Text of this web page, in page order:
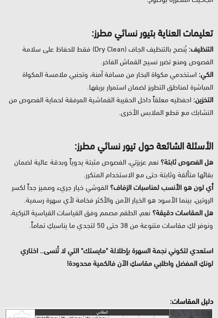
تعليمات العناية بتيور نسائي مطرز:
التنظيف:
يُنصح بالتنظيف الجاف (Dry Clean) فقط للحفاظ على سلامة
الفصوص ومنع تضرر نسيج القماش الفاخر.
الكي: استخدمي مكواة البخار من مسافة آمنة، وتجنبي ملامسة المكواة
المباشرة لمناطق التطريز لضمان استمرار بريقها.
التخزين: احفظيه معلقاً داخل الحقيبة القماشية المرفقة لحماية الفصوص من
التشابك مع قطع الملابس الأخرى.
الأسئلة الشائعة حول تيور نسائي مطرز:
هل الفصوص ثابتة؟ نعم عزيزتي، الفصوص مثبتة يدوياً وبدقة عالية لضمان
بقائها متألقة وثابتة حتى مع الاستخدام المتكرر.
أي لون هو الأنسب لمناسبات الزفاف؟ الفوشي خيار جريء ومميز جداً لكسر
الروتين، بينما الأسود هو الخيار الآمن والأكثر فخامة لأي سهرة رسمية.
هل المقاسات دقيقة؟ نعم، الطقم مصمم وفق القياسات القياسية التركية،
ونوفر لكِ مقاسات متنوعة من 38 حتى 50 لتجدي ما يناسبكِ تماماً.
استعدي لتكوني نجمة السهرة بإطلالة "مايستك" التي لا تُنسى.. اختاري
لونكِ المفضل واطلبي مقاسكِ الآن فالكمية محدودة!
دليل المقاسات: